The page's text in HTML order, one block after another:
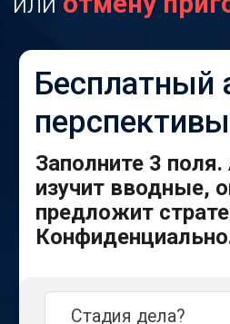
ПОЛУЧИТЬ АНАЛИЗ